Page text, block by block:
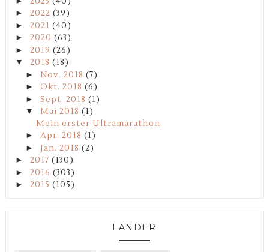
► 2022 (39)
► 2021 (40)
► 2020 (63)
► 2019 (26)
▼ 2018 (18)
► Nov. 2018 (7)
► Okt. 2018 (6)
► Sept. 2018 (1)
▼ Mai 2018 (1)
Mein erster Ultramarathon
► Apr. 2018 (1)
► Jan. 2018 (2)
► 2017 (130)
► 2016 (303)
► 2015 (105)
LÄNDER